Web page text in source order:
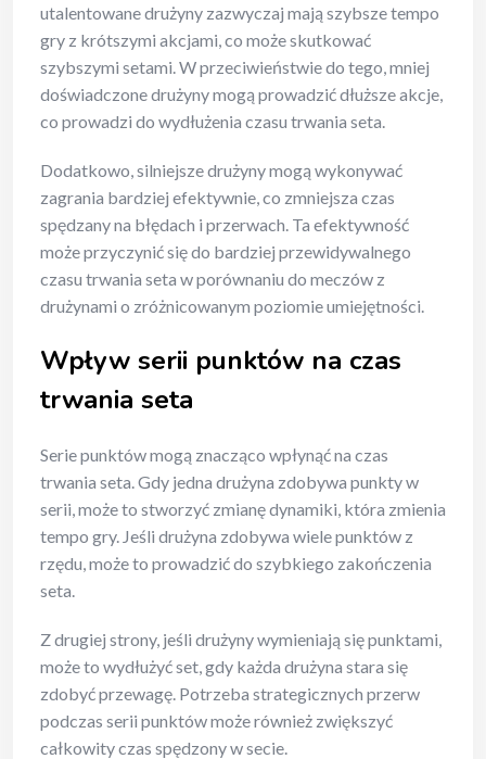
utalentowane drużyny zazwyczaj mają szybsze tempo
gry z krótszymi akcjami, co może skutkować
szybszymi setami. W przeciwieństwie do tego, mniej
doświadczone drużyny mogą prowadzić dłuższe akcje,
co prowadzi do wydłużenia czasu trwania seta.
Dodatkowo, silniejsze drużyny mogą wykonywać
zagrania bardziej efektywnie, co zmniejsza czas
spędzany na błędach i przerwach. Ta efektywność
może przyczynić się do bardziej przewidywalnego
czasu trwania seta w porównaniu do meczów z
drużynami o zróżnicowanym poziomie umiejętności.
Wpływ serii punktów na czas
trwania seta
Serie punktów mogą znacząco wpłynąć na czas
trwania seta. Gdy jedna drużyna zdobywa punkty w
serii, może to stworzyć zmianę dynamiki, która zmienia
tempo gry. Jeśli drużyna zdobywa wiele punktów z
rzędu, może to prowadzić do szybkiego zakończenia
seta.
Z drugiej strony, jeśli drużyny wymieniają się punktami,
może to wydłużyć set, gdy każda drużyna stara się
zdobyć przewagę. Potrzeba strategicznych przerw
podczas serii punktów może również zwiększyć
całkowity czas spędzony w secie.